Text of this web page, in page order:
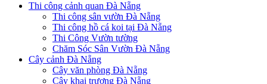
Thi công cảnh quan Đà Nẵng
Thi công sân vườn Đà Nẵng
Thi công hồ cá koi tại Đà Nẵng
Thi Công Vườn tường
Chăm Sóc Sân Vườn Đà Nẵng
Cây cảnh Đà Nẵng
Cây văn phòng Đà Nẵng
Cây khai trương Đà Nẵng